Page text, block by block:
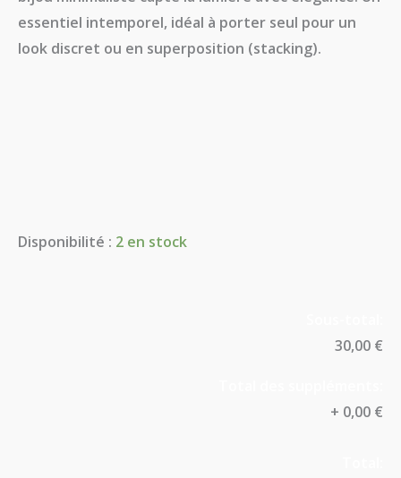
essentiel intemporel, idéal à porter seul pour un
look discret ou en superposition (stacking).
Disponibilité : 2 en stock
30,00 €
+ 0,00 €